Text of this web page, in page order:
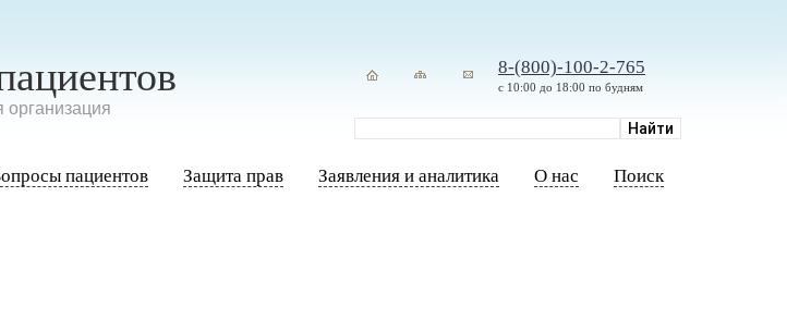
8-(800)-100-2-765
с 10:00 до 18:00 по будням
пациентов Защита прав Заявления и аналитика О нас Поиск